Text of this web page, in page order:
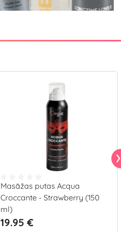
Masāžas putas Acqua
Croccante - Strawberry (150
ml)
19.95 €